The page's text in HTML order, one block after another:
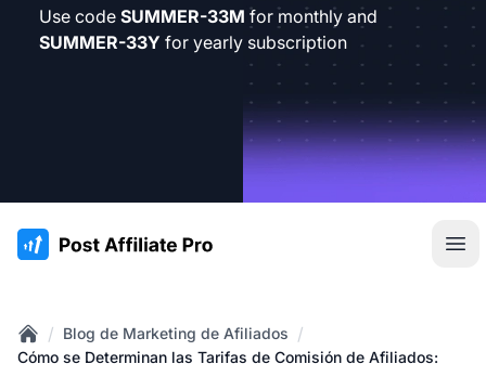
Use code SUMMER-33M for monthly and
SUMMER-33Y for yearly subscription
:site.title
Home
/ Blog de Marketing de Afiliados /
Cómo se Determinan las Tarifas de Comisión de Afiliados: